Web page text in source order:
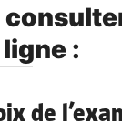
:
de